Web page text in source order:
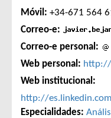
Móvil: +34-671 564
Correo-e:
Correo-e personal:
Web personal: http://
Web institucional:
http://
Especialidades: